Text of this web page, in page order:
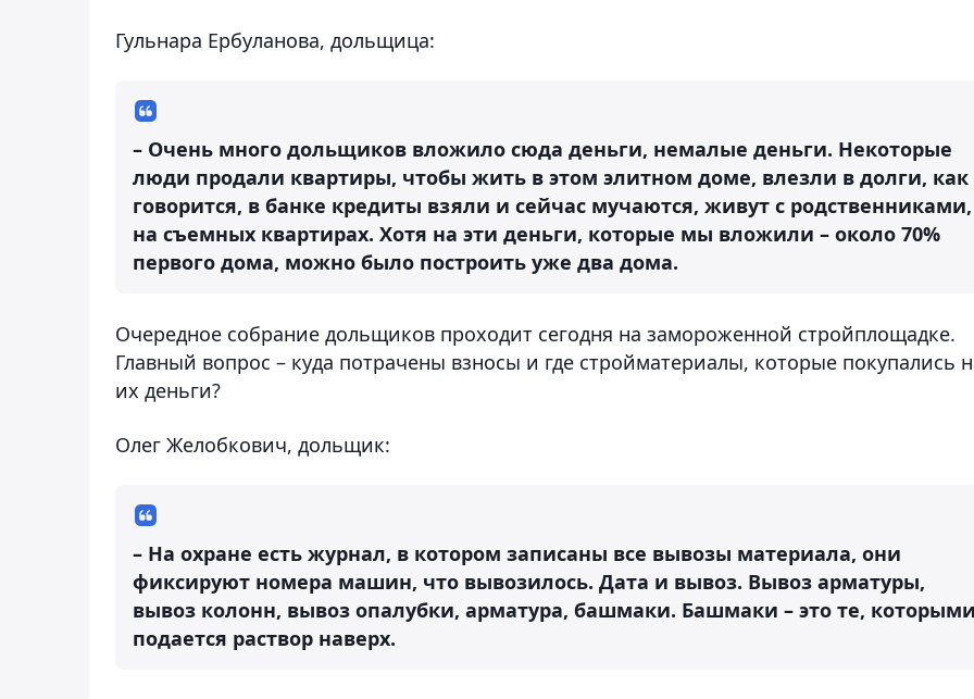
Гульнара Ербуланова, дольщица:
– Очень много дольщиков вложило сюда деньги, немалые деньги. Некоторые
люди продали квартиры, чтобы жить в этом элитном доме, влезли в долги, как
говорится, в банке кредиты взяли и сейчас мучаются, живут с родственниками,
на съемных квартирах. Хотя на эти деньги, которые мы вложили – около 70%
первого дома, можно было построить уже два дома.
Очередное собрание дольщиков проходит сегодня на замороженной стройплощадке.
Главный вопрос – куда потрачены взносы и где стройматериалы, которые покупались
их деньги?
Олег Желобкович, дольщик:
– На охране есть журнал, в котором записаны все вывозы материала, они
фиксируют номера машин, что вывозилось. Дата и вывоз. Вывоз арматуры,
вывоз колонн, вывоз опалубки, арматура, башмаки. Башмаки – это те,
подается раствор наверх.